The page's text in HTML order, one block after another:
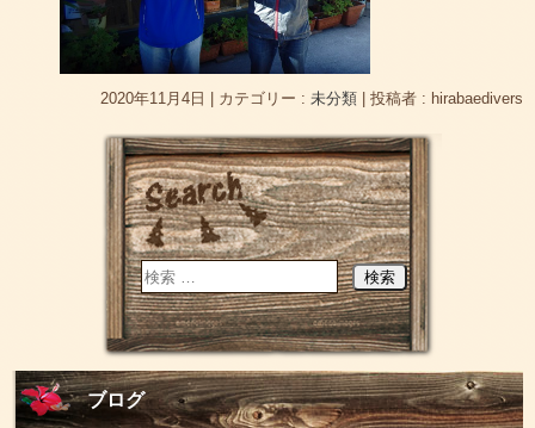
2020年11月4日 | カテゴリー : 未分類 | 投稿者 : hirabaedivers
ブログ